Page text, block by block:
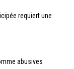
requiert une
abusives